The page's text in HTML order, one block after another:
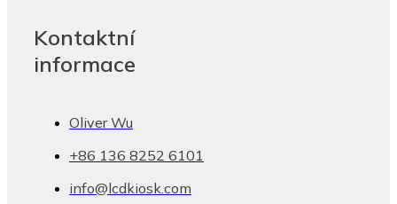
Kontaktní
informace
Oliver Wu
+86 136 8252 6101
info@lcdkiosk.com